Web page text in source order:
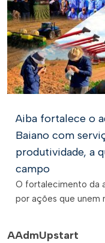
Aiba fortalece o
Baiano com
produtividade, a
campo
O fortalecimento da
por ações que unem
AAdmUpstart